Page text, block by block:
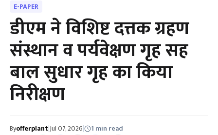
E-PAPER
डीएम ने विशिष्ट दत्तक ग्रहण
संस्थान व पर्यवेक्षण गृह सह
बाल सुधार गृह का किया
निरीक्षण
Byofferplant|Jul 07, 2026| 1 min read